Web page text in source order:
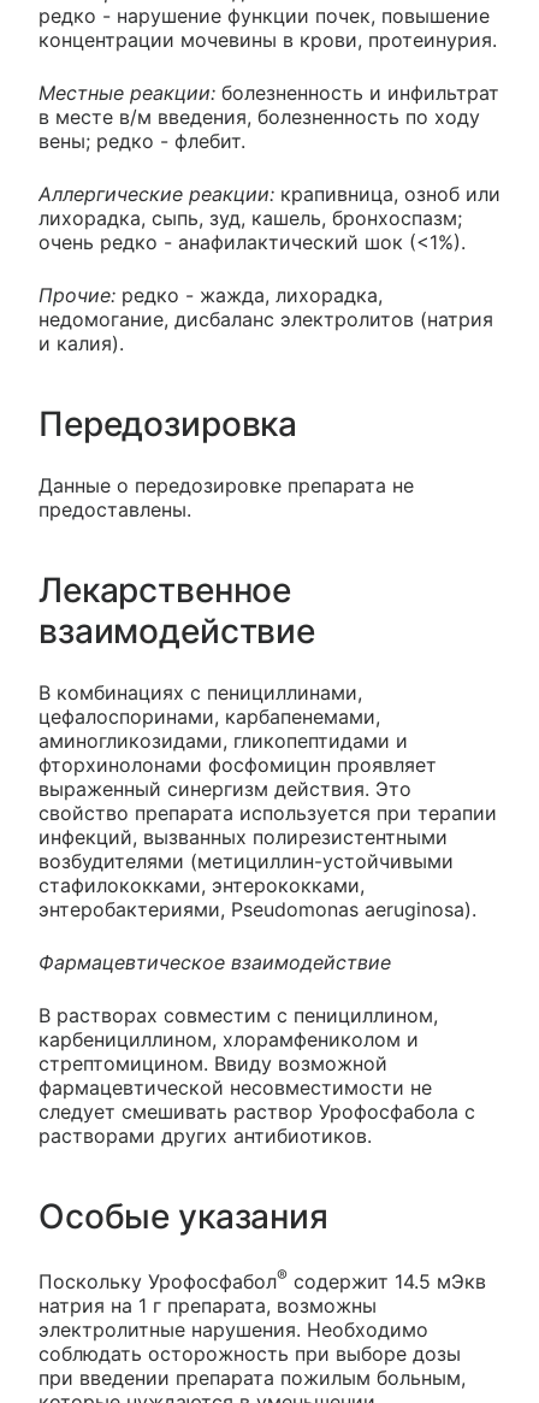
редко - нарушение функции почек, повышение
концентрации мочевины в крови, протеинурия.
Местные реакции: болезненность и инфильтрат
в месте в/м введения, болезненность по ходу
вены; редко - флебит.
Аллергические реакции: крапивница, озноб или
лихорадка, сыпь, зуд, кашель, бронхоспазм;
очень редко - анафилактический шок (<1%).
Прочие: редко - жажда, лихорадка,
недомогание, дисбаланс электролитов (натрия
и калия).
Передозировка
Данные о передозировке препарата не
предоставлены.
Лекарственное
взаимодействие
В комбинациях с пенициллинами,
цефалоспоринами, карбапенемами,
аминогликозидами, гликопептидами и
фторхинолонами фосфомицин проявляет
выраженный синергизм действия. Это
свойство препарата используется при терапии
инфекций, вызванных полирезистентными
возбудителями (метициллин-устойчивыми
стафилококками, энтерококками,
энтеробактериями, Pseudomonas aeruginosa).
Фармацевтическое взаимодействие
В растворах совместим с пенициллином,
карбенициллином, хлорамфениколом и
стрептомицином. Ввиду возможной
фармацевтической несовместимости не
следует смешивать раствор Урофосфабола с
растворами других антибиотиков.
Особые указания
Поскольку Урофосфабол® содержит 14.5 мЭкв
натрия на 1 г препарата, возможны
электролитные нарушения. Необходимо
соблюдать осторожность при выборе дозы
при введении препарата пожилым больным,